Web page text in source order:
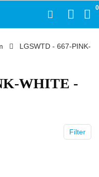
0
‎LGSWTD - 667-PINK-
WHITE -
Filter